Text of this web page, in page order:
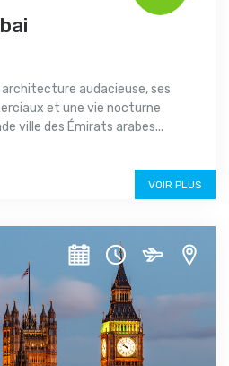
architecture audacieuse, ses
et une vie nocturne
ville des Émirats arabes...
VOIR PLUS